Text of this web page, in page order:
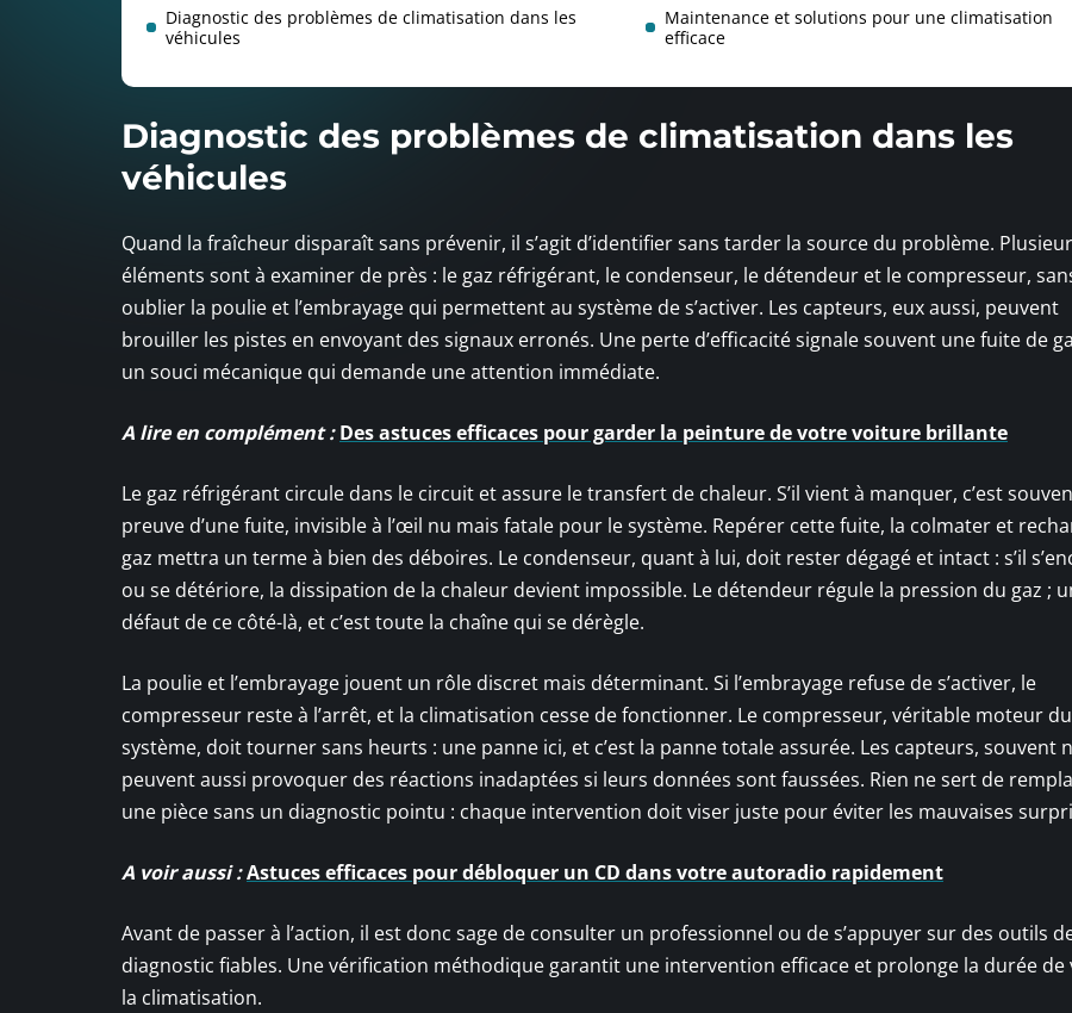
Diagnostic des problèmes de climatisation dans les
véhicules
Maintenance et solutions pour une climatisation
efficace
Diagnostic des problèmes de climatisation dans les
véhicules
Quand la fraîcheur disparaît sans prévenir, il s’agit d’identifier sans tarder la source du problème.
éléments sont à examiner de près : le gaz réfrigérant, le condenseur, le détendeur et le compresseur,
oublier la poulie et l’embrayage qui permettent au système de s’activer. Les capteurs, eux aussi, peuvent
brouiller les pistes en envoyant des signaux erronés. Une perte d’efficacité signale souvent une fuite de
un souci mécanique qui demande une attention immédiate.
A lire en complément : Des astuces efficaces pour garder la peinture de votre voiture brillante
Le gaz réfrigérant circule dans le circuit et assure le transfert de chaleur. S’il vient à manquer, c’est
preuve d’une fuite, invisible à l’œil nu mais fatale pour le système. Repérer cette fuite, la colmater et
gaz mettra un terme à bien des déboires. Le condenseur, quant à lui, doit rester dégagé et intact : s’il
ou se détériore, la dissipation de la chaleur devient impossible. Le détendeur régule la pression du gaz ;
défaut de ce côté-là, et c’est toute la chaîne qui se dérègle.
La poulie et l’embrayage jouent un rôle discret mais déterminant. Si l’embrayage refuse de s’activer, le
compresseur reste à l’arrêt, et la climatisation cesse de fonctionner. Le compresseur, véritable moteur du
système, doit tourner sans heurts : une panne ici, et c’est la panne totale assurée. Les capteurs, souvent
peuvent aussi provoquer des réactions inadaptées si leurs données sont faussées. Rien ne sert de
une pièce sans un diagnostic pointu : chaque intervention doit viser juste pour éviter les mauvaises
A voir aussi :Astuces efficaces pour débloquer un CD dans votre autoradio rapidement
Avant de passer à l’action, il est donc sage de consulter un professionnel ou de s’appuyer sur des outils
diagnostic fiables. Une vérification méthodique garantit une intervention efficace et prolonge la durée de
la climatisation.